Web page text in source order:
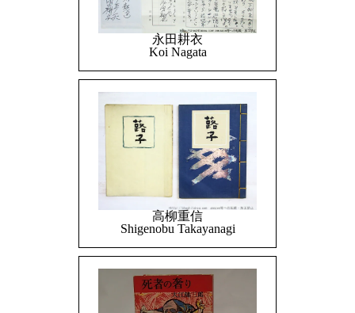
永田耕衣
Koi Nagata
高柳重信
Shigenobu Takayanagi